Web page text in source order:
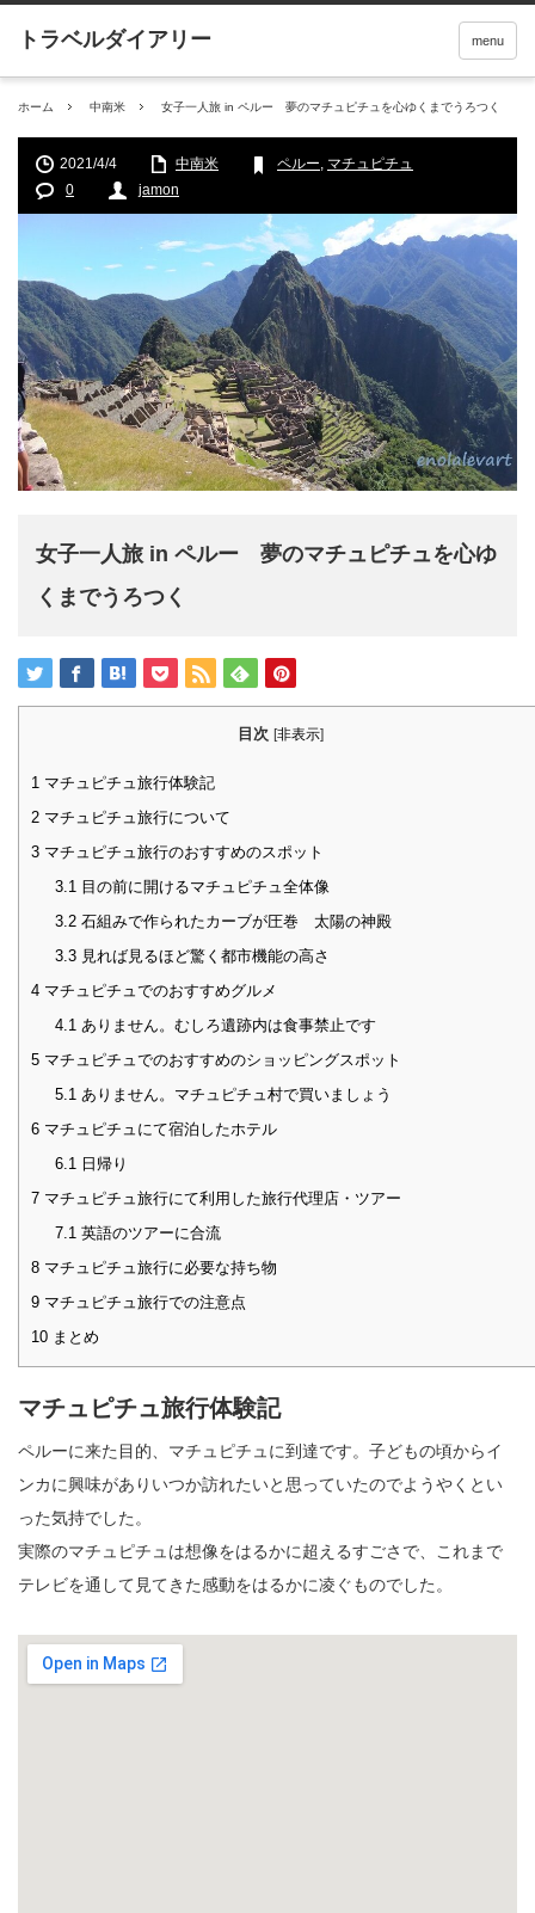
menu
ホーム 中南米 女子一人旅 in ペルー 夢のマチュピチュを心ゆくまでうろつく
2021/4/4 中南米 ペルー, マチュピチュ
0
jamon
女子一人旅 in ペルー 夢のマチュピチュを心ゆ
くまでうろつく
目次 [非表示]
1 マチュピチュ旅行体験記
2 マチュピチュ旅行について
3 マチュピチュ旅行のおすすめのスポット
3.1 目の前に開けるマチュピチュ全体像
3.2石組みで作られたカーブが圧巻 太陽の神殿
3.3見れば見るほど驚く都市機能の高さ
4 マチュピチュでのおすすめグルメ
4.1 ありません。むしろ遺跡内は食事禁止です
5 マチュピチュでのおすすめのショッピングスポット
5.1 ありません。マチュピチュ村で買いましょう
6 マチュピチュにて宿泊したホテル
6.1
日帰り
7 マチュピチュ旅行にて利用した旅行代理店・ツアー
7.1 英語のツアーに合流
8 マチュピチュ旅行に必要な持ち物
9 マチュピチュ旅行での注意点
10 まとめ
マチュピチュ旅行体験記
ペルーに来た目的、マチュピチュに到達です。子どもの頃からイ
ンカに興味がありいつか訪れたいと思っていたのでようやくとい
った気持でした。
実際のマチュピチュは想像をはるかに超えるすごさで、これまで
テレビを通して見てきた感動をはるかに凌ぐものでした。